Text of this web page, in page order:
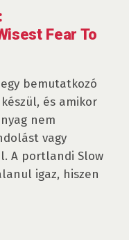
Fear To
bemutatkozó
és amikor
nem
vagy
A portlandi Slow
igaz, hiszen